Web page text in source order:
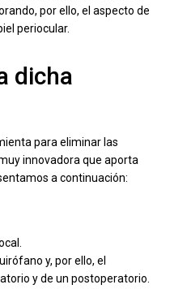
por ello, el aspecto de
periocular.
dicha
para eliminar las
innovadora que aporta
a continuación:
y, por ello, el
y de un postoperatorio.